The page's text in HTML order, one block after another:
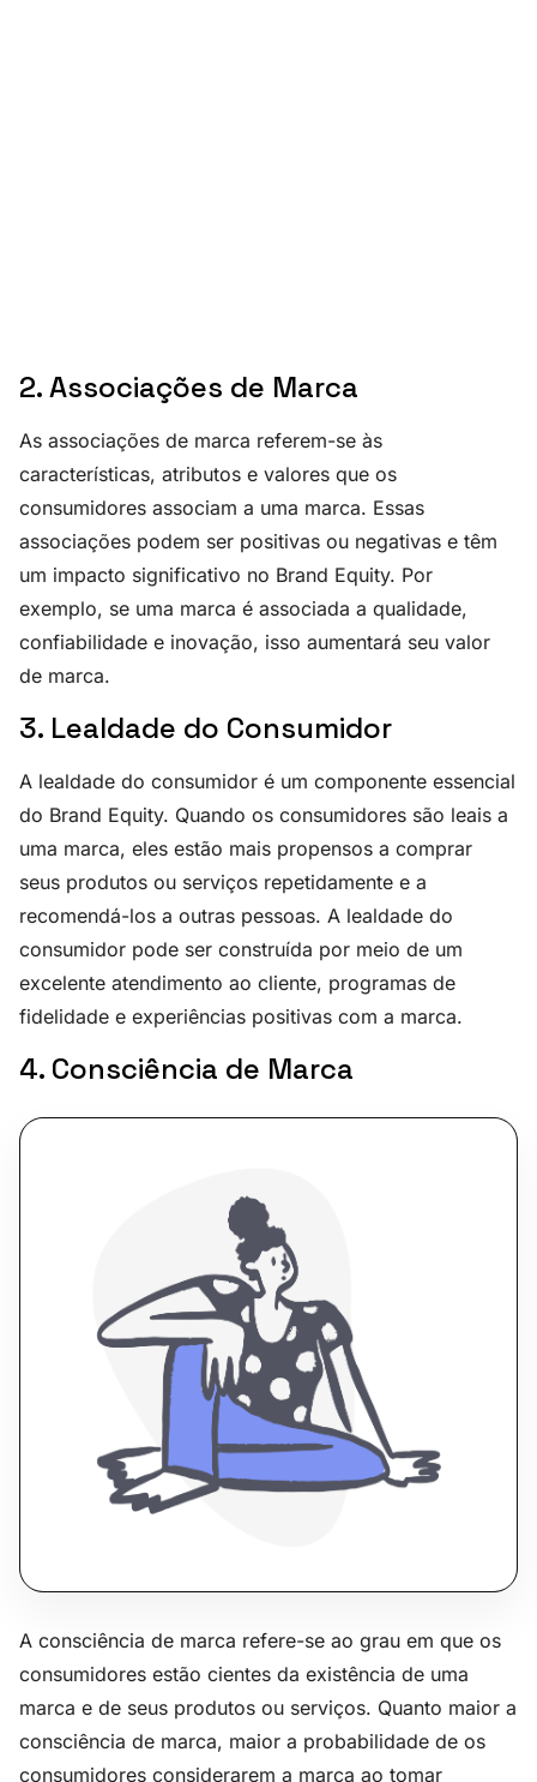
2. Associações de Marca
As associações de marca referem-se às
características, atributos e valores que os
consumidores associam a uma marca. Essas
associações podem ser positivas ou negativas e têm
um impacto significativo no Brand Equity. Por
exemplo, se uma marca é associada a qualidade,
confiabilidade e inovação, isso aumentará seu valor
de marca.
3. Lealdade do Consumidor
A lealdade do consumidor é um componente essencial
do Brand Equity. Quando os consumidores são leais a
uma marca, eles estão mais propensos a comprar
seus produtos ou serviços repetidamente e a
recomendá-los a outras pessoas. A lealdade do
consumidor pode ser construída por meio de um
excelente atendimento ao cliente, programas de
fidelidade e experiências positivas com a marca.
4. Consciência de Marca
A consciência de marca refere-se ao grau em que os
consumidores estão cientes da existência de uma
marca e de seus produtos ou serviços. Quanto maior a
consciência de marca, maior a probabilidade de os
consumidores considerarem a marca ao tomar